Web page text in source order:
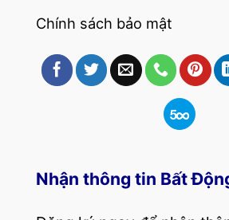
Chính sách bảo mật
Nhận thông tin Bất